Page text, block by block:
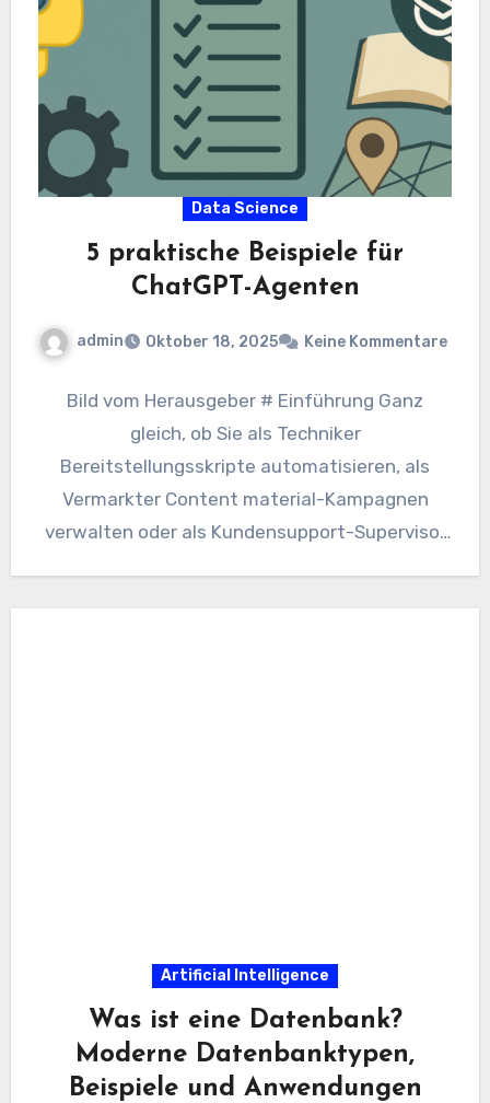
Data Science
5 praktische Beispiele für
ChatGPT-Agenten
admin Oktober 18, 2025 Keine Kommentare
Bild vom Herausgeber # Einführung Ganz
gleich, ob Sie als Techniker
Bereitstellungsskripte automatisieren, als
Vermarkter Content material-Kampagnen
verwalten oder als Kundensupport-Supervisor
Artificial Intelligence
Was ist eine Datenbank?
Moderne Datenbanktypen,
Beispiele und Anwendungen